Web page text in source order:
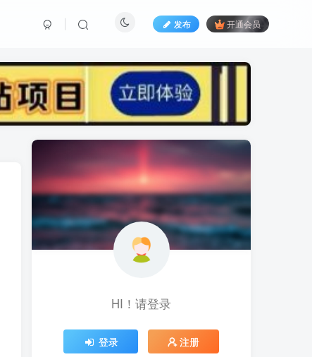
发布 开通会员
标签云
(1)黑科技 黑神话
鱼塘起号(1) 魔兽亚服(0) 魔兽(1)
骚气语音包
餐饮门店(1) 餐饮人(1) 餐饮(3)
(1) 风水教程(0) 风水(1)
风光摄影(1) 音乐号 音乐人项目(0)
音乐U盘(1) 韩国动漫(1)
HI！请登录
登录 注册